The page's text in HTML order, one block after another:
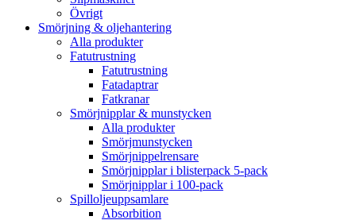
Övrigt
Smörjning & oljehantering
Alla produkter
Fatutrustning
Fatutrustning
Fatadaptrar
Fatkranar
Smörjnipplar & munstycken
Alla produkter
Smörjmunstycken
Smörjnippelrensare
Smörjnipplar i blisterpack 5-pack
Smörjnipplar i 100-pack
Spilloljeuppsamlare
Absorbition